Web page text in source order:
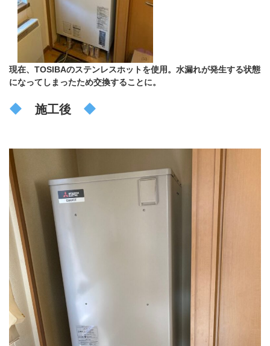
現在、TOSIBAのステンレスホットを使用。水漏れが発生する状態
になってしまったため交換することに。
施工後